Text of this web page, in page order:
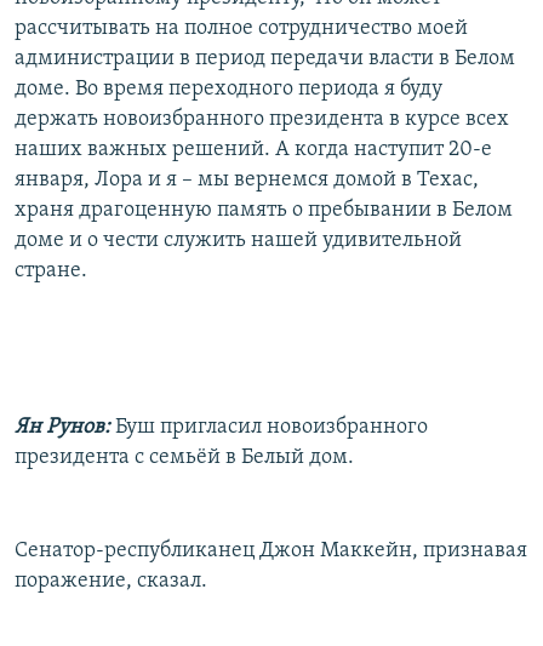
рассчитывать на полное сотрудничество моей
администрации в период передачи власти в Белом
доме. Во время переходного периода я буду
держать новоизбранного президента в курсе всех
наших важных решений. А когда наступит 20-е
января, Лора и я – мы вернемся домой в Техас,
храня драгоценную память о пребывании в Белом
доме и о чести служить нашей удивительной
стране.
Ян Рунов:Буш пригласил новоизбранного
президента с семьёй в Белый дом.
Сенатор-республиканец Джон Маккейн, признавая
поражение, сказал.